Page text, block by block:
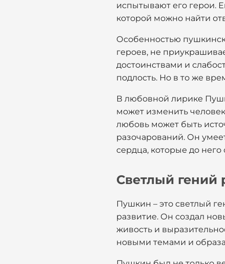
испытывают его герои.
которой можно найти
Особенностью
героев, не
достоинствами и
подлость. Но в то же
В любовной лирике
может изменить
любовь может быть
разочарований. Он
сердца, которые до
Светлый гений
Пушкин – это светлый
развитие. Он создал
живость и
новыми темами и